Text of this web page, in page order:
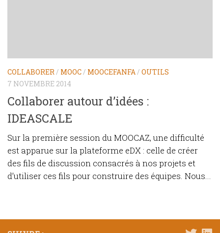
COLLABORER/ MOOC/ MOOCEFANFA/ OUTILS
7 NOVEMBRE 2014
Collaborer autour d’idées :
IDEASCALE
Sur la première session du MOOCAZ, une difficulté
est apparue sur la plateforme eDX : celle de créer
des fils de discussion consacrés à nos projets et
d’utiliser ces fils pour construire des équipes. Nous...